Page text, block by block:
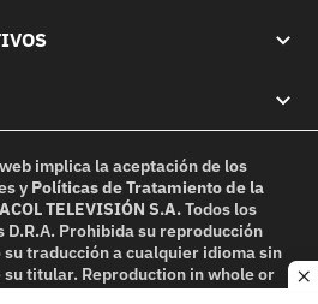
implica la aceptación de los
y Políticas de Tratamiento de la
TELEVISIÓN S.A.Todos los
D.R.A. Prohibida su reproducción
traducción a cualquier idioma sin
titular. Reproduction in whole or